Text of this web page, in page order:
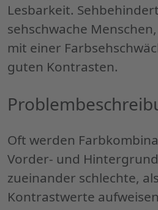
Lesbarkeit.
sehschwache
mit einer
guten Kontrasten.
Oft werden
Vorder- und
zueinander schlechte,
Kontrastwerte